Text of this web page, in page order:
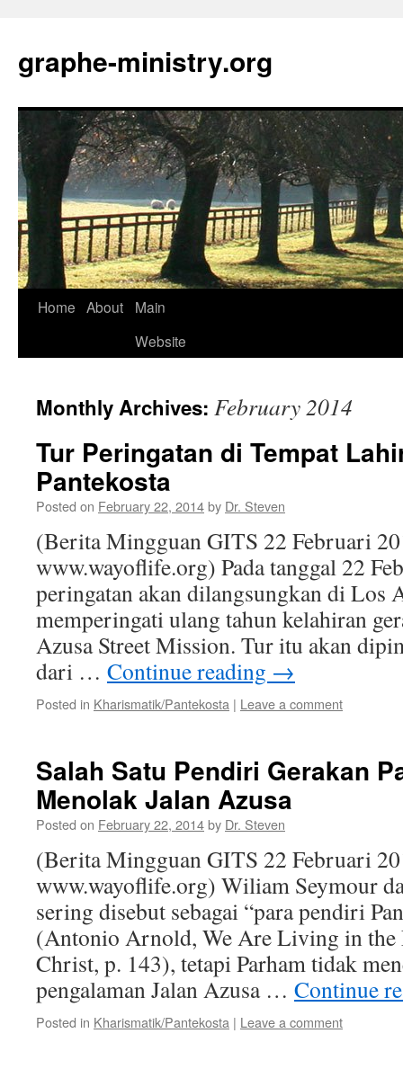
content
graphe-ministry.org
Home About
Main
Website
Monthly Archives: February 2014
Tur Peringatan di Tempat
Pantekosta
Posted on February 22, 2014by Dr. Steven
(Berita Mingguan GITS 22 Februari
www.wayoflife.org) Pada tanggal 22
peringatan akan dilangsungkan di Los
memperingati ulang tahun kelahiran
Azusa Street Mission. Tur itu akan
dari … Continue reading →
Posted in Kharismatik/Pantekosta | Leave a comment
Salah Satu Pendiri Gerakan
Menolak Jalan Azusa
Posted on February 22, 2014by Dr. Steven
(Berita Mingguan GITS 22 Februari
www.wayoflife.org) Wiliam Seymour
sering disebut sebagai “para pendiri
(Antonio Arnold, We Are Living in the
Christ, p. 143), tetapi Parham tidak
pengalaman Jalan Azusa … Continue
Posted in Kharismatik/Pantekosta | Leave a comment